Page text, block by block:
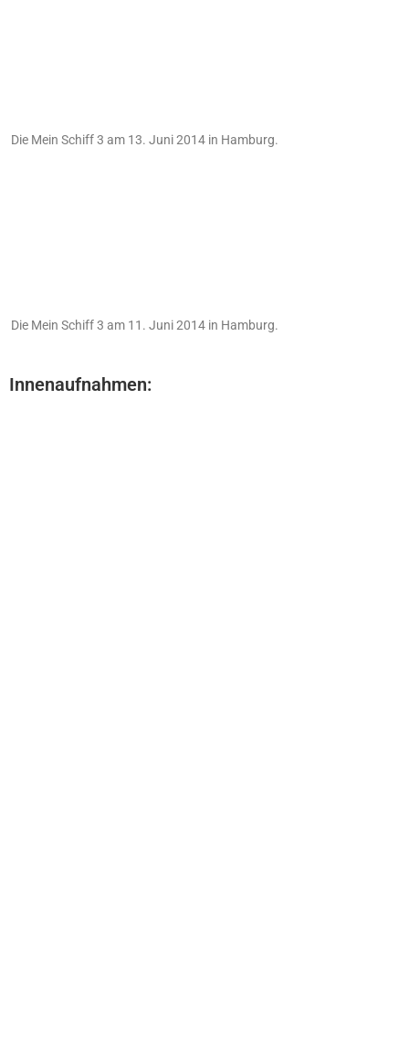
Die Mein Schiff 3 am 13. Juni 2014 in Hamburg.
Die Mein Schiff 3 am 11. Juni 2014 in Hamburg.
Innenaufnahmen: